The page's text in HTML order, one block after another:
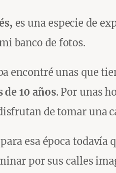
es una especie de
banco de fotos.
encontré unas que
de 10 años. Por unas
de tomar una
esa época
por sus calles